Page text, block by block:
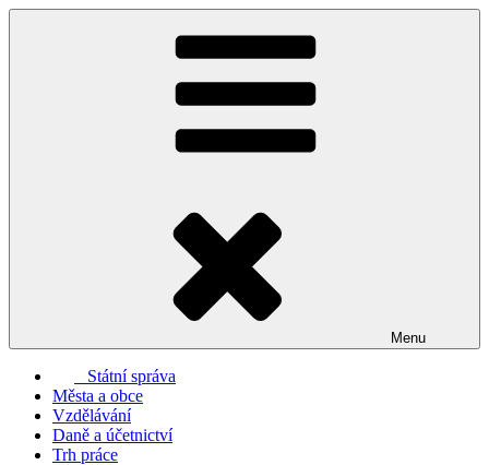
Přejít
Menu
Státní správa
Města a obce
Vzdělávání
Daně a účetnictví
Trh práce